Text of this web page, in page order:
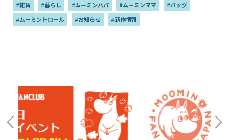
#雑貨
#暮らし #ムーミンパパ #ムーミンママ
#バッグ
#ムーミントロール
#お知らせ #新作情報